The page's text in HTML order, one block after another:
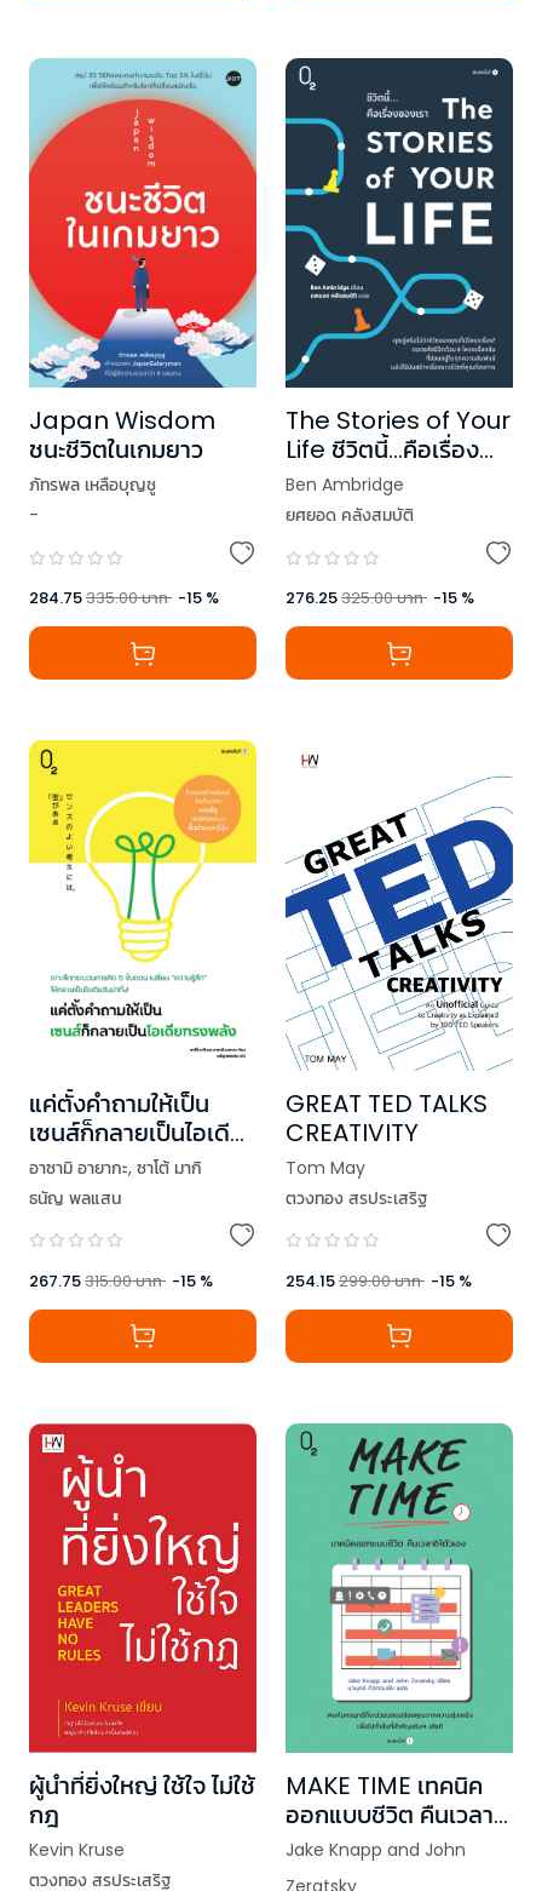
Japan Wisdom
ชนะชีวิตในเกมยาว
ภัทรพล เหลือบุญชู
-
284.75335.00บาท -15 %
The Stories of Your
Life ชีวิตนี้…คือเรื่อง
ของเรา
Ben Ambridge
ยศยอด คลังสมบัติ
276.25325.00บาท -15 %
แค่ตั้งคำถามให้เป็น
เซนส์ก็กลายเป็นไอเดีย
ทรงพลัง
อาซามิ อายากะ, ซาโต้ มากิ
ธนัญ พลแสน
267.75315.00บาท -15 %
GREAT TED TALKS
CREATIVITY
Tom May
ตวงทอง สรประเสริฐ
254.15299.00บาท -15 %
ผู้นำที่ยิ่งใหญ่ ใช้ใจ ไม่ใช้
กฎ
Kevin Kruse
ตวงทอง สรประเสริฐ
MAKE TIME เทคนิค
ออกแบบชีวิต คืนเวลา
ให้ตัวเอง
Jake Knapp and John
Zeratsky